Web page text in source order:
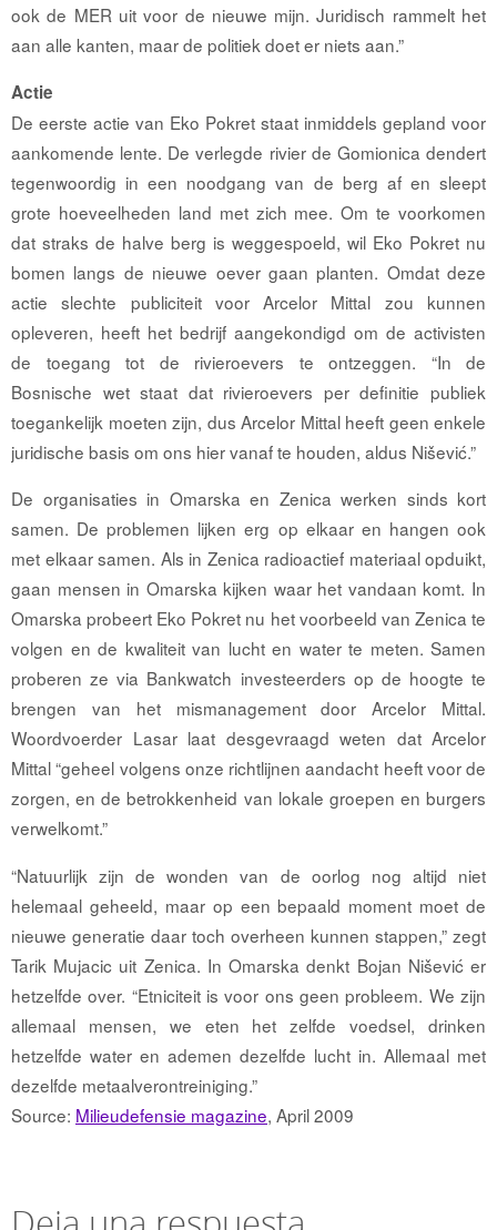
ook de MER uit voor de nieuwe mijn. Juridisch rammelt het
aan alle kanten, maar de politiek doet er niets aan.”
Actie
De eerste actie van Eko Pokret staat inmiddels gepland voor
aankomende lente. De verlegde rivier de Gomionica dendert
tegenwoordig in een noodgang van de berg af en sleept
grote hoeveelheden land met zich mee. Om te voorkomen
dat straks de halve berg is weggespoeld, wil Eko Pokret nu
bomen langs de nieuwe oever gaan planten. Omdat deze
actie slechte publiciteit voor Arcelor Mittal zou kunnen
opleveren, heeft het bedrijf aangekondigd om de activisten
de toegang tot de rivieroevers te ontzeggen. “In de
Bosnische wet staat dat rivieroevers per deﬁnitie publiek
toegankelijk moeten zijn, dus Arcelor Mittal heeft geen enkele
juridische basis om ons hier vanaf te houden, aldus Nišević.”
De organisaties in Omarska en Zenica werken sinds kort
samen. De problemen lijken erg op elkaar en hangen ook
met elkaar samen. Als in Zenica radioactief materiaal opduikt,
gaan mensen in Omarska kijken waar het vandaan komt. In
Omarska probeert Eko Pokret nu het voorbeeld van Zenica te
volgen en de kwaliteit van lucht en water te meten. Samen
proberen ze via Bankwatch investeerders op de hoogte te
brengen van het mismanagement door Arcelor Mittal.
Woordvoerder Lasar laat desgevraagd weten dat Arcelor
Mittal “geheel volgens onze richtlijnen aandacht heeft voor de
zorgen, en de betrokkenheid van lokale groepen en burgers
verwelkomt.”
“Natuurlijk zijn de wonden van de oorlog nog altijd niet
helemaal geheeld, maar op een bepaald moment moet de
nieuwe generatie daar toch overheen kunnen stappen,” zegt
Tarik Mujacic uit Zenica. In Omarska denkt Bojan Nišević er
hetzelfde over. “Etniciteit is voor ons geen probleem. We zijn
allemaal mensen, we eten het zelfde voedsel, drinken
hetzelfde water en ademen dezelfde lucht in. Allemaal met
dezelfde metaalverontreiniging.”
Source: Milieudefensie magazine, April 2009